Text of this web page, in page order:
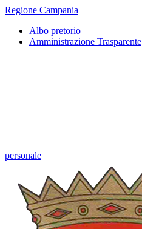
Regione Campania
Albo pretorio
Amministrazione Trasparente
personale